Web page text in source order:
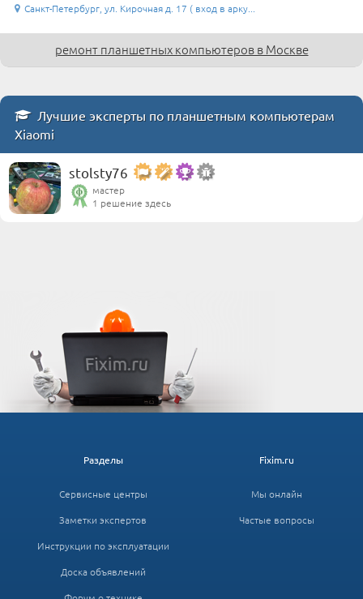
Санкт-Петербург, ул. Кирочная д. 17 ( вход в арку...
ремонт планшетных компьютеров в Москве
Лучшие эксперты по планшетным компьютерам
Xiaomi
stolsty76
мастер
1 решение здесь
Fixim.ru
Мы онлайн
Частые вопросы
Разделы
Сервисные центры
Заметки экспертов
Инструкции по эксплуатации
Доска объявлений